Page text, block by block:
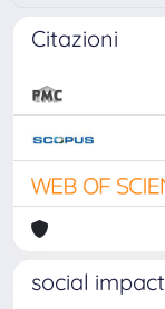
Citazioni
social impact